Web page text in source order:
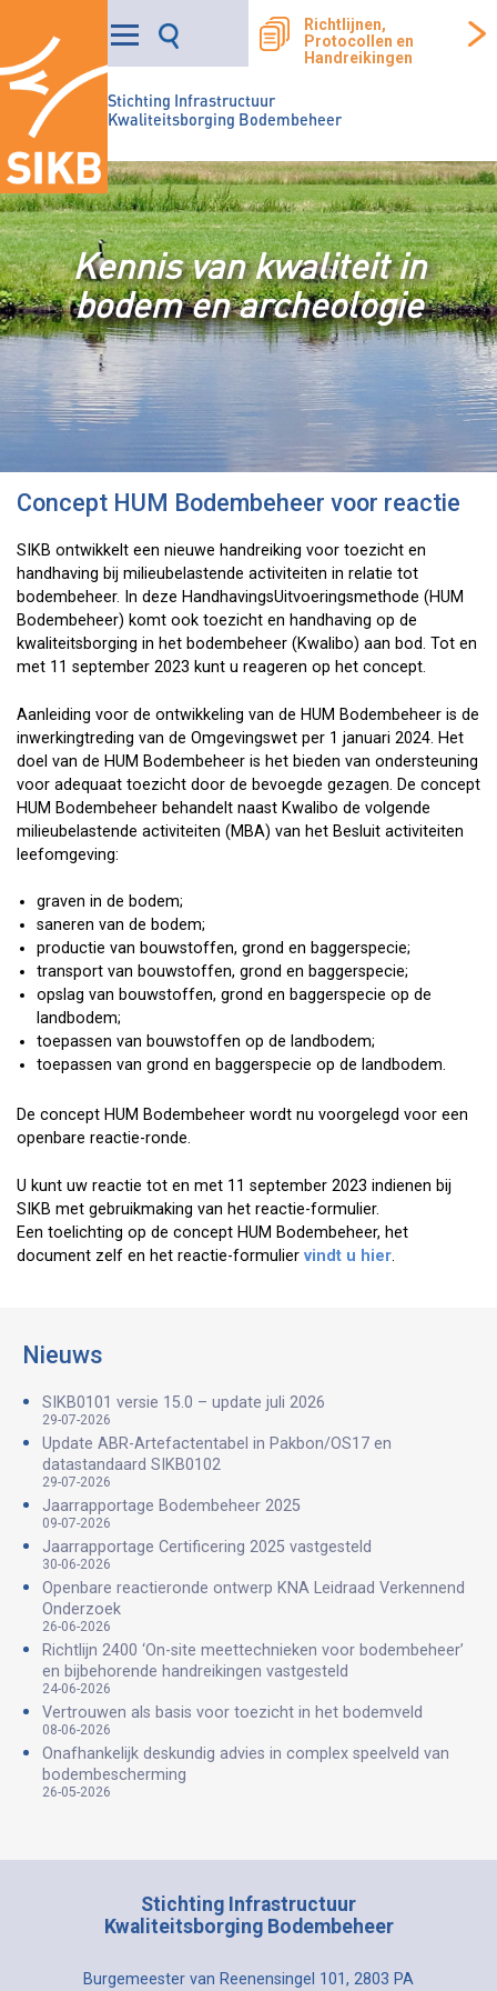
Stichting Infrastructuur
Kwaliteitsborging Bodembeheer
Richtlijnen,
Protocollen en
Handreikingen
Kennis van kwaliteit in
bodem en archeologie
Concept HUM Bodembeheer voor reactie
SIKB ontwikkelt een nieuwe handreiking voor toezicht en
handhaving bij milieubelastende activiteiten in relatie tot
bodembeheer. In deze HandhavingsUitvoeringsmethode (HUM
Bodembeheer) komt ook toezicht en handhaving op de
kwaliteitsborging in het bodembeheer (Kwalibo) aan bod. Tot en
met 11 september 2023 kunt u reageren op het concept.
Aanleiding voor de ontwikkeling van de HUM Bodembeheer is de
inwerkingtreding van de Omgevingswet per 1 januari 2024. Het
doel van de HUM Bodembeheer is het bieden van ondersteuning
voor adequaat toezicht door de bevoegde gezagen. De concept
HUM Bodembeheer behandelt naast Kwalibo de volgende
milieubelastende activiteiten (MBA) van het Besluit activiteiten
leefomgeving:
graven in de bodem;
saneren van de bodem;
productie van bouwstoffen, grond en baggerspecie;
transport van bouwstoffen, grond en baggerspecie;
opslag van bouwstoffen, grond en baggerspecie op de
landbodem;
toepassen van bouwstoffen op de landbodem;
toepassen van grond en baggerspecie op de landbodem.
De concept HUM Bodembeheer wordt nu voorgelegd voor een
openbare reactie-ronde.
U kunt uw reactie tot en met 11 september 2023 indienen bij
SIKB met gebruikmaking van het reactie-formulier.
Een toelichting op de concept HUM Bodembeheer, het
document zelf en het reactie-formulier vindt u hier.
Nieuws
SIKB0101 versie 15.0 – update juli 2026
29-07-2026
Update ABR-Artefactentabel in Pakbon/OS17 en
datastandaard SIKB0102
29-07-2026
Jaarrapportage Bodembeheer 2025
09-07-2026
Jaarrapportage Certificering 2025 vastgesteld
30-06-2026
Openbare reactieronde ontwerp KNA Leidraad Verkennend
Onderzoek
26-06-2026
Richtlijn 2400 ‘On-site meettechnieken voor bodembeheer’
en bijbehorende handreikingen vastgesteld
24-06-2026
Vertrouwen als basis voor toezicht in het bodemveld
08-06-2026
Onafhankelijk deskundig advies in complex speelveld van
bodembescherming
26-05-2026
Stichting Infrastructuur
Kwaliteitsborging Bodembeheer
Burgemeester van Reenensingel 101, 2803 PA